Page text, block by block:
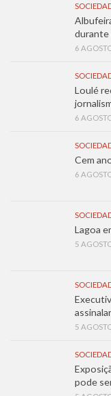
durante
6
Loulé
6
Cem
6
Lagoa
5
5
pode